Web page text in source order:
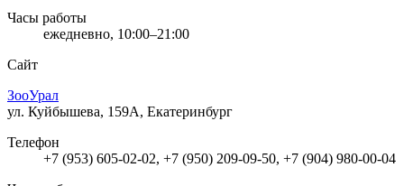
Часы работы
ежедневно, 10:00–21:00
Сайт
ЗооУрал
ул. Куйбышева, 159А, Екатеринбург
Телефон
+7 (953) 605-02-02, +7 (950) 209-09-50, +7 (904) 980-00-04